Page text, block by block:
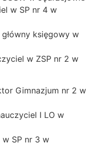
w SP nr 4 w
księgowy w
w ZSP nr 2 w
Gimnazjum nr 2 w
I LO w
w SP nr 3 w